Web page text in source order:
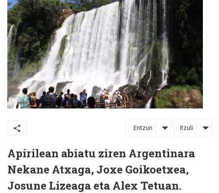
Entzun Itzuli
Apirilean abiatu ziren Argentinara
Nekane Atxaga, Joxe Goikoetxea,
Josune Lizeaga eta Alex Tetuan.